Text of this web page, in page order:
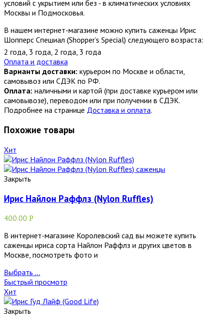
условий с укрытием или без - в климатических условиях
Москвы и Подмосковья.
В нашем интернет-магазине можно купить саженцы Ирис
Шопперс Спешиал (Shopper’s Special) следующего возраста:
2 года, 3 года, 2 года, 3 года
Оплата и доставка
Варианты доставки: курьером по Москве и области,
самовывоз или СДЭК по РФ.
Оплата: наличными и картой (при доставке курьером или
самовывозе), переводом или при получении в СДЭК.
Подробнее на странице Доставка и оплата.
Похожие товары
Хит
Закрыть
Ирис Найлон Раффлз (Nylon Ruffles)
400.00 Р
В интернет-магазине Королевский сад вы можете купить
саженцы ириса сорта Найлон Раффлз и других цветов в
Москве, посмотреть фото и
Выбрать ...
Быстрый просмотр
Хит
Закрыть